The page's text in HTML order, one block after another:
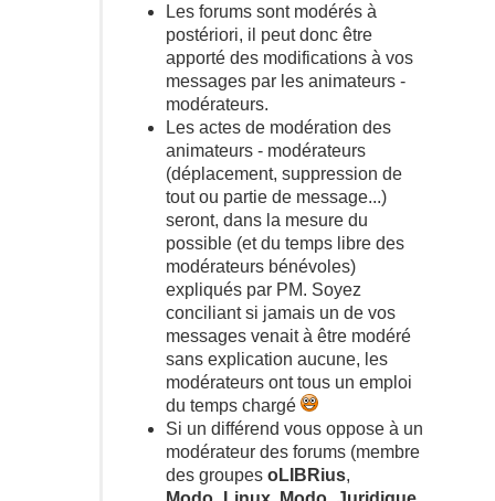
Les forums sont modérés à
postériori, il peut donc être
apporté des modifications à vos
messages par les animateurs -
modérateurs.
Les actes de modération des
animateurs - modérateurs
(déplacement, suppression de
tout ou partie de message...)
seront, dans la mesure du
possible (et du temps libre des
modérateurs bénévoles)
expliqués par PM. Soyez
conciliant si jamais un de vos
messages venait à être modéré
sans explication aucune, les
modérateurs ont tous un emploi
du temps chargé
Si un différend vous oppose à un
modérateur des forums (membre
des groupes oLIBRius,